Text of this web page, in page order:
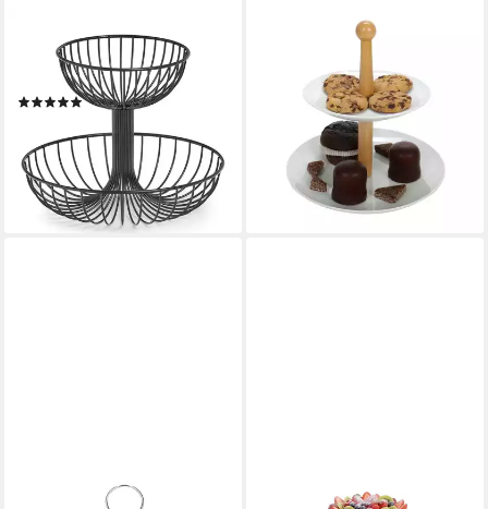
ZELLER PRESENT
Etagere Obst-Etagere, Metall,
(1-tlg), für Obst, 2-stufig
(44)
-37%
lieferbar - in 3-4 Werktagen bei dir
BUBBLE-STORE
Etagere 2 Ebenen Etagere,
Keramik, Holz, (Hx) ca. 25,5 x
24 / 18 cm), 2 Ebenen
Etagere, Keramik und Holz
14,99 € 19,99 €
-25%
lieferbar - in 2-3 Werktagen bei dir
JOYOLEDER